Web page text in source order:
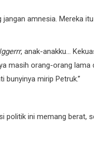
amnesia. Mereka itu
, anak-anakku…
masih orang-orang lama
bunyinya mirip Petruk.”
politik ini memang berat,